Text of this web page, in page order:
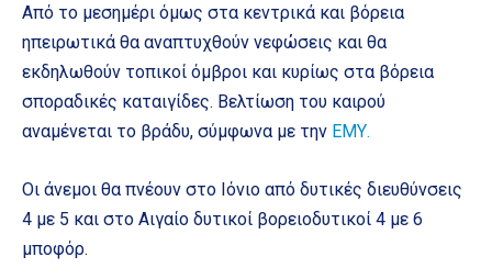
Από το μεσημέρι όμως στα κεντρικά και βόρεια
ηπειρωτικά θα αναπτυχθούν νεφώσεις και θα
εκδηλωθούν τοπικοί όμβροι και κυρίως στα βόρεια
σποραδικές καταιγίδες. Βελτίωση του καιρού
αναμένεται το βράδυ, σύμφωνα με την ΕΜΥ.
Οι άνεμοι θα πνέουν στο Ιόνιο από δυτικές διευθύνσεις
4 με 5 και στο Αιγαίο δυτικοί βορειοδυτικοί 4 με 6
μποφόρ.